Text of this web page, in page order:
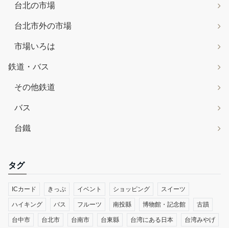
台北の市場
台北市外の市場
市場いろは
鉄道・バス
その他鉄道
バス
台鐵
タグ
ICカード きっぷ イベント ショッピング スイーツ
ハイキング バス フルーツ 南投縣 博物館・記念館 古蹟
台中市 台北市 台南市 台東縣 台湾にある日本 台湾みやげ